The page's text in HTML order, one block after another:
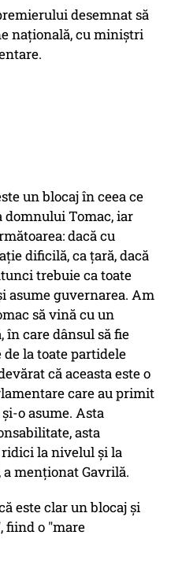
desemnat să
naţională, cu miniştri
un blocaj în ceea ce
Tomac, iar
dacă cu
dificilă, ca ţară, dacă
trebuie ca toate
asume guvernarea. Am
să vină cu un
care dânsul să fie
la toate partidele
că aceasta este o
care au primit
o asume. Asta
asta
ridici la nivelul şi la
menţionat Gavrilă.
este clar un blocaj şi
fiind o "mare